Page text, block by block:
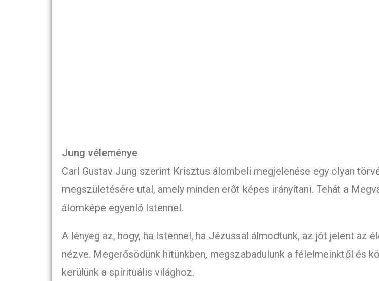
Jung véleménye
Carl Gustav Jung szerint Krisztus álombeli megjelenése egy olyan
megszületésére utal, amely minden erőt képes irányítani. Tehát a
álomképe egyenlő Istennel.
A lényeg az, hogy, ha Istennel, ha Jézussal álmodtunk, az jót jelent az
nézve. Megerősödünk hitünkben, megszabadulunk a félelmeinktől és
kerülünk a spirituális világhoz.